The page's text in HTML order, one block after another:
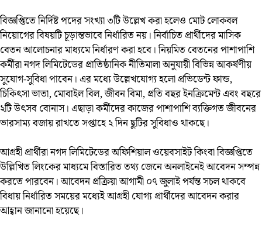
বিজ্ঞপ্তিতে নির্দিষ্ট পদের সংখ্যা ৩টি উল্লেখ করা হলেও মোট লোকবল
নিয়োগের বিষয়টি চূড়ান্তভাবে নির্ধারিত নয়। নির্বাচিত প্রার্থীদের মাসিক
বেতন আলোচনার মাধ্যমে নির্ধারণ করা হবে। নিয়মিত বেতনের পাশাপাশি
কর্মীরা নগদ লিমিটেডের প্রাতিষ্ঠানিক নীতিমালা অনুযায়ী বিভিন্ন আকর্ষণীয়
সুযোগ-সুবিধা পাবেন। এর মধ্যে উল্লেখযোগ্য হলো প্রভিডেন্ট ফান্ড,
চিকিৎসা ভাতা, মোবাইল বিল, জীবন বিমা, প্রতি বছর ইনক্রিমেন্ট এবং বছরে
২টি উৎসব বোনাস। এছাড়া কর্মীদের কাজের পাশাপাশি ব্যক্তিগত জীবনের
ভারসাম্য বজায় রাখতে সপ্তাহে ২ দিন ছুটির সুবিধাও থাকছে।
আগ্রহী প্রার্থীরা নগদ লিমিটেডের অফিশিয়াল ওয়েবসাইট কিংবা বিজ্ঞপ্তিতে
উল্লিখিত লিংকের মাধ্যমে বিস্তারিত তথ্য জেনে অনলাইনেই আবেদন সম্পন্ন
করতে পারবেন। আবেদন প্রক্রিয়া আগামী ০৭ জুলাই পর্যন্ত সচল থাকবে
বিধায় নির্ধারিত সময়ের মধ্যেই আগ্রহী যোগ্য প্রার্থীদের আবেদন করার
আহ্বান জানানো হয়েছে।